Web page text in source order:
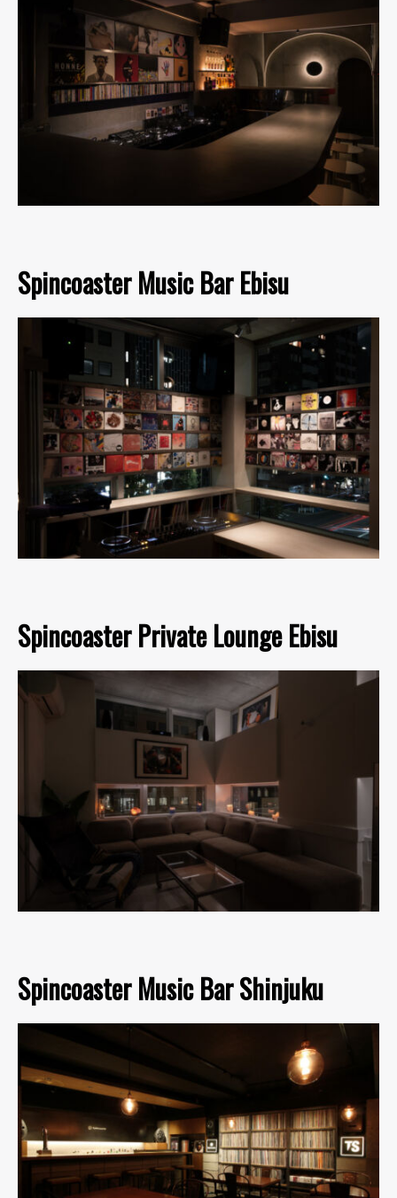
Spincoaster Music Bar Ebisu
Spincoaster Private Lounge Ebisu
Spincoaster Music Bar Shinjuku